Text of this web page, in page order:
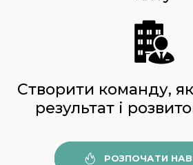
Створити команду,
результат і
РОЗПОЧАТИ